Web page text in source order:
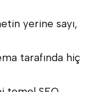
yerine sayı,
tarafında hiç